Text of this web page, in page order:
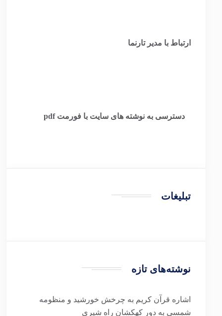
ارتباط با مدیر تارنما
دسترسی به نوشته های سایت با فورمت pdf
تبلیغات
نوشته‌های تازه
اشاره قرآن کریم به چرخش خورشید و منظومه
شمسی به دور کهکشان راه شیری